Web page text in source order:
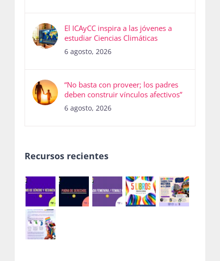
El ICAyCC inspira a las jóvenes a
estudiar Ciencias Climáticas
6 agosto, 2026
“No basta con proveer; los padres
deben construir vínculos afectivos”
6 agosto, 2026
Recursos recientes